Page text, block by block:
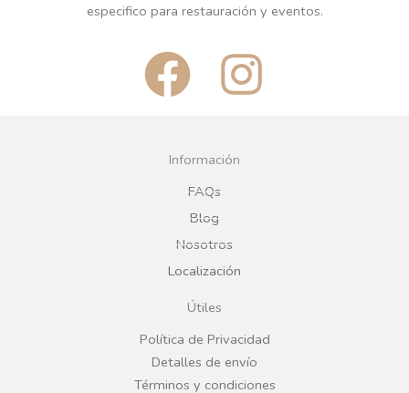
especifico para restauración y eventos.
F
a
c
e
b
o
o
I
n
g
r
Información
FAQs
Blog
Nosotros
Localización
Útiles
Política de Privacidad
Detalles de envío
Términos y condiciones